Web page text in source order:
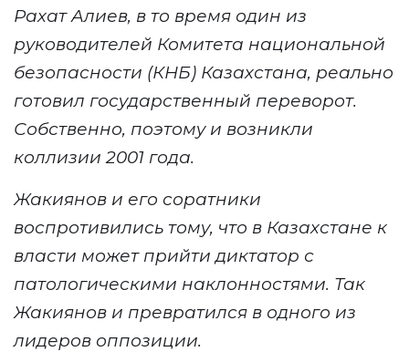
Рахат Алиев, в то время один из
руководителей Комитета национальной
безопасности (КНБ) Казахстана, реально
готовил государственный переворот.
Собственно, поэтому и возникли
коллизии 2001 года.
Жакиянов и его соратники
воспротивились тому, что в Казахстане к
власти может прийти диктатор с
патологическими наклонностями. Так
Жакиянов и превратился в одного из
лидеров оппозиции.